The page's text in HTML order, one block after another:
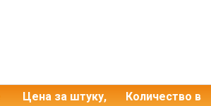
Цена за штуку,
Количество в